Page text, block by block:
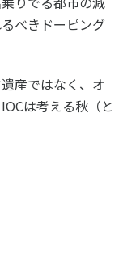
べきドーピング
産ではなく、オ
は考える秋（と